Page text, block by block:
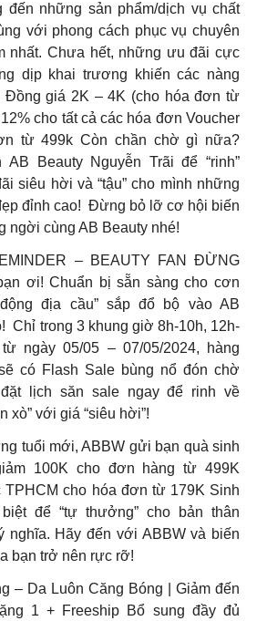
đến những sản phẩm/dịch vụ chất
với phong cách phục vụ chuyên
nhất. Chưa hết, những ưu đãi cực
dịp khai trương khiến các nàng
Đồng giá 2K – 4K (cho hóa đơn từ
cho tất cả các hóa đơn Voucher
từ 499k Còn chần chờ gì nữa?
AB Beauty Nguyễn Trãi để “rinh”
siêu hời và “tậu” cho mình những
đỉnh cao! ️ Đừng bỏ lỡ cơ hội biến
ngời cùng AB Beauty nhé!
– BEAUTY FAN ĐỪNG
ơi! Chuẩn bị sẵn sàng cho cơn
địa cầu” sắp đổ bộ vào AB
Chỉ trong 3 khung giờ 8h-10h, 12h-
ngày 05/05 – 07/05/2024, hàng
có Flash Sale bùng nổ đón chờ
lịch săn sale ngay để rinh về
xò” với giá “siêu hời”!
tuổi mới, ABBW gửi bạn quà sinh
100K cho đơn hàng từ 499K
TPHCM cho hóa đơn từ 179K Sinh
để “tự thưởng” cho bản thân
nghĩa. Hãy đến với ABBW và biến
bạn trở nên rực rỡ!
– Da Luôn Căng Bóng | Giảm đến
1 + Freeship Bổ sung đầy đủ